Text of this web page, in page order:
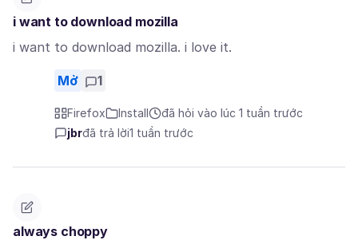
i want to download mozilla
i want to download mozilla. i love it.
Mở 1
Firefox Install
đã hỏi vào lúc 1 tuần trước
jbrđã trả lời1 tuần trước
always choppy